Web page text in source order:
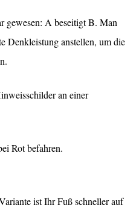
gewesen: A beseitigt B. Man
Denkleistung anstellen, um die
an einer
Rot befahren.
ist Ihr Fuß schneller auf